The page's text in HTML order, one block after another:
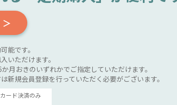
能です。
いただけます。
月おきのいずれかでご指定していただけます。
新規会員登録を行っていただく必要がございます。
ード決済のみ